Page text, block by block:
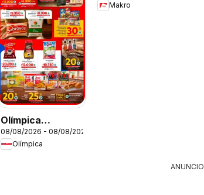
Olímpica
catálogo súper
ofertas
08/08/2026 - 08/08/2026
Olímpica
Makro
ANUNCIO